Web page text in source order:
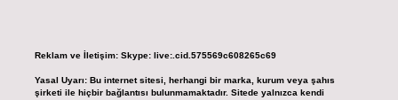
Reklam ve İletişim: Skype: live:.cid.575569c608265c69
Yasal Uyarı: Bu internet sitesi, herhangi bir marka, kurum veya şahıs
şirketi ile hiçbir bağlantısı bulunmamaktadır. Sitede yalnızca kendi